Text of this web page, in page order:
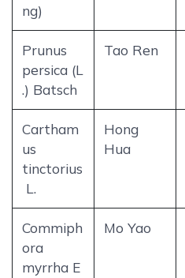
ng)
Prunus
persica (L
.) Batsch
Tao Ren
Cartham
us
tinctorius
L.
Hong
Hua
Commiph
ora
myrrha E
Mo Yao